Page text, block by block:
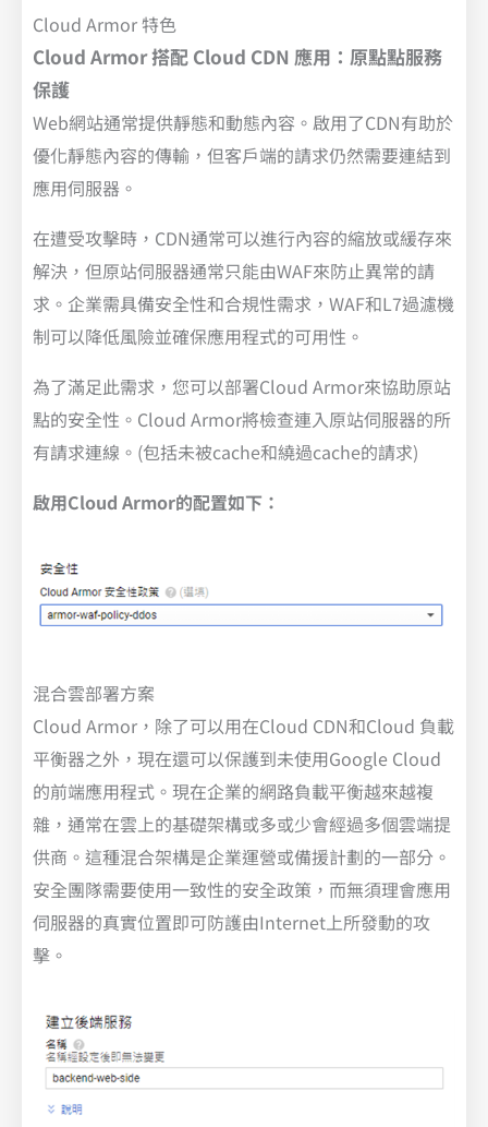
Cloud Armor 特色
Cloud Armor 搭配 Cloud CDN 應用：原點點服務
保護
Web網站通常提供靜態和動態內容。啟用了CDN有助於
優化靜態內容的傳輸，但客戶端的請求仍然需要連結到
應用伺服器。
在遭受攻擊時，CDN通常可以進行內容的縮放或緩存來
解決，但原站伺服器通常只能由WAF來防止異常的請
求。企業需具備安全性和合規性需求，WAF和L7過濾機
制可以降低風險並確保應用程式的可用性。
為了滿足此需求，您可以部署Cloud Armor來協助原站
點的安全性。Cloud Armor將檢查連入原站伺服器的所
有請求連線。(包括未被cache和繞過cache的請求)
啟用Cloud Armor的配置如下：
混合雲部署方案
Cloud Armor，除了可以用在Cloud CDN和Cloud 負載
平衡器之外，現在還可以保護到未使用Google Cloud
的前端應用程式。現在企業的網路負載平衡越來越複
雜，通常在雲上的基礎架構或多或少會經過多個雲端提
供商。這種混合架構是企業運營或備援計劃的一部分。
安全團隊需要使用一致性的安全政策，而無須理會應用
伺服器的真實位置即可防護由Internet上所發動的攻
擊。